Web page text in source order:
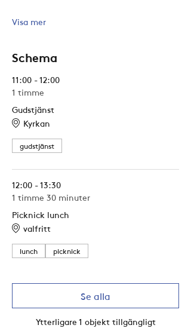
Visa mer
Schema
11:00 - 12:00
1 timme
Gudstjänst
Kyrkan
gudstjänst
12:00 - 13:30
1 timme 30 minuter
Picknick lunch
valfritt
lunch picknick
Ytterligare 1 objekt tillgängligt
Se alla